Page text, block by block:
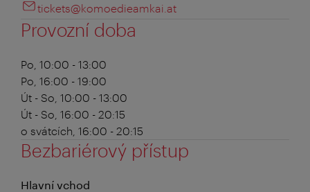
tickets@komoedieamkai.at
Provozní doba
Po, 10:00 - 13:00
Po, 16:00 - 19:00
Út - So, 10:00 - 13:00
Út - So, 16:00 - 20:15
o svátcích, 16:00 - 20:15
Bezbariérový přístup
Hlavní vchod